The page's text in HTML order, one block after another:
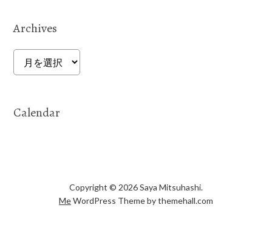
Archives
Archives
Calendar
Copyright © 2026 Saya Mitsuhashi.
MeWordPress Theme by themehall.com